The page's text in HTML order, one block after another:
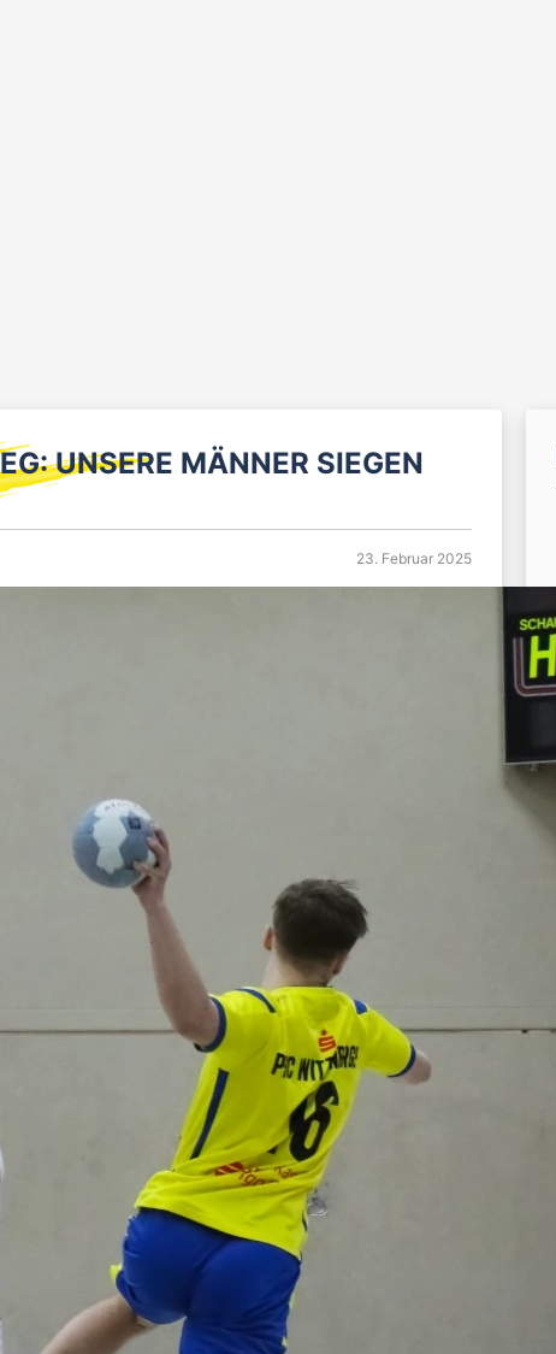
UNSERE MÄNNER SIEGEN
23. Februar 2025